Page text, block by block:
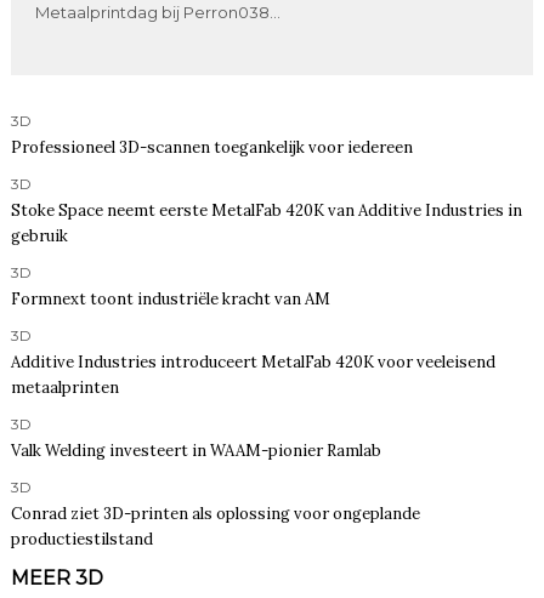
Metaalprintdag bij Perron038...
3D
Professioneel 3D-scannen toegankelijk voor iedereen
3D
Stoke Space neemt eerste MetalFab 420K van Additive Industries in
gebruik
3D
Formnext toont industriële kracht van AM
3D
Additive Industries introduceert MetalFab 420K voor veeleisend
metaalprinten
3D
Valk Welding investeert in WAAM-pionier Ramlab
3D
Conrad ziet 3D-printen als oplossing voor ongeplande
productiestilstand
MEER 3D